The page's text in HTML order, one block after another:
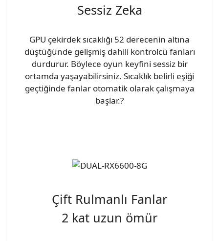
Sessiz Zeka
GPU çekirdek sıcaklığı 52 derecenin altına
düştüğünde gelişmiş dahili kontrolcü fanları
durdurur. Böylece oyun keyfini sessiz bir
ortamda yaşayabilirsiniz. Sıcaklık belirli eşiği
geçtiğinde fanlar otomatik olarak çalışmaya
başlar.?
Çift Rulmanlı Fanlar
2 kat uzun ömür